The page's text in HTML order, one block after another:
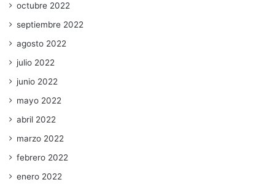
octubre 2022
septiembre 2022
agosto 2022
julio 2022
junio 2022
mayo 2022
abril 2022
marzo 2022
febrero 2022
enero 2022